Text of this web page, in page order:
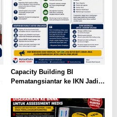
Capacity Building BI
Pematangsiantar ke IKN Jadi
Pentingnya Efisiensi
Anggaran